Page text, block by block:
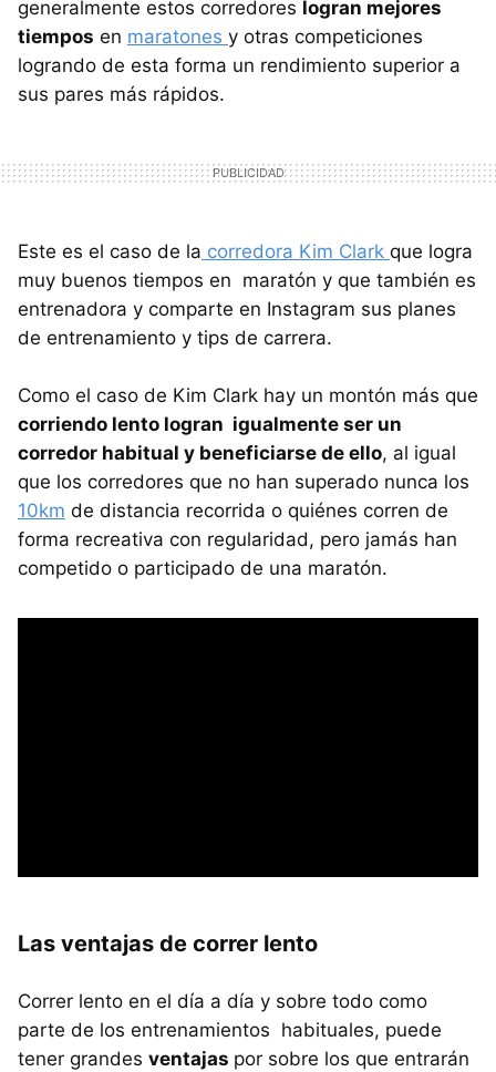
generalmente estos corredores logran mejores
tiempos en maratones y otras competiciones
logrando de esta forma un rendimiento superior a
sus pares más rápidos.
Este es el caso de la corredora Kim Clark que logra
muy buenos tiempos en maratón y que también es
entrenadora y comparte en Instagram sus planes
de entrenamiento y tips de carrera.
Como el caso de Kim Clark hay un montón más que
corriendo lento logran igualmente ser un
corredor habitual y beneficiarse de ello, al igual
que los corredores que no han superado nunca los
10km de distancia recorrida o quiénes corren de
forma recreativa con regularidad, pero jamás han
competido o participado de una maratón.
Las ventajas de correr lento
Correr lento en el día a día y sobre todo como
parte de los entrenamientos habituales, puede
tener grandes ventajas por sobre los que entrarán